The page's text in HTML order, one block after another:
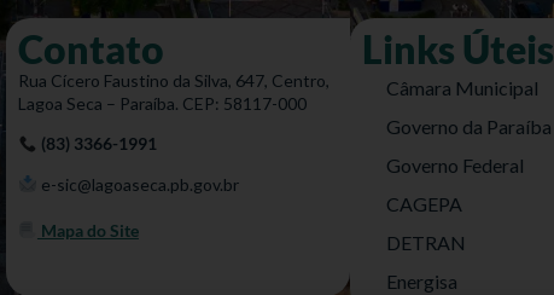
Contato
Rua Cícero Faustino da Silva, 647, Centro,
Lagoa Seca – Paraíba. CEP: 58117-000
(83) 3366-1991
e-sic@lagoaseca.pb.gov.br
Mapa do Site
Links Úteis
Câmara Municipal
Governo da Paraíba
Governo Federal
CAGEPA
DETRAN
Energisa